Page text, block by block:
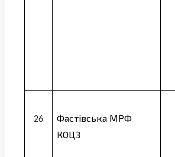
26
Фастівська МРФ
КОЦЗ